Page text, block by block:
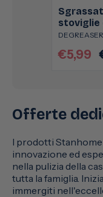
stoviglie
Prezzo
€5,99
Offerte
I prodotti
innovazione ed
nella pulizia della
tutta la famiglia.
immergiti